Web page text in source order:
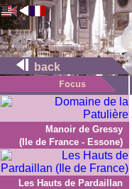
back
Manoir de Gressy
(Ile de France - Essone)
Les Hauts de Pardaillan